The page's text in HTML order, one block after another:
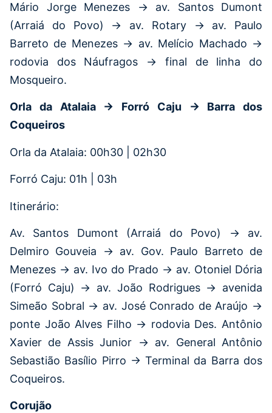
Mário Jorge Menezes → av. Santos Dumont
(Arraiá do Povo) → av. Rotary → av. Paulo
Barreto de Menezes → av. Melício Machado →
rodovia dos Náufragos → final de linha do
Mosqueiro.
Orla da Atalaia → Forró Caju → Barra dos
Coqueiros
Orla da Atalaia: 00h30 | 02h30
Forró Caju: 01h | 03h
Itinerário:
Av. Santos Dumont (Arraiá do Povo) → av.
Delmiro Gouveia → av. Gov. Paulo Barreto de
Menezes → av. Ivo do Prado → av. Otoniel Dória
(Forró Caju) → av. João Rodrigues → avenida
Simeão Sobral → av. José Conrado de Araújo →
ponte João Alves Filho → rodovia Des. Antônio
Xavier de Assis Junior → av. General Antônio
Sebastião Basílio Pirro → Terminal da Barra dos
Coqueiros.
Corujão